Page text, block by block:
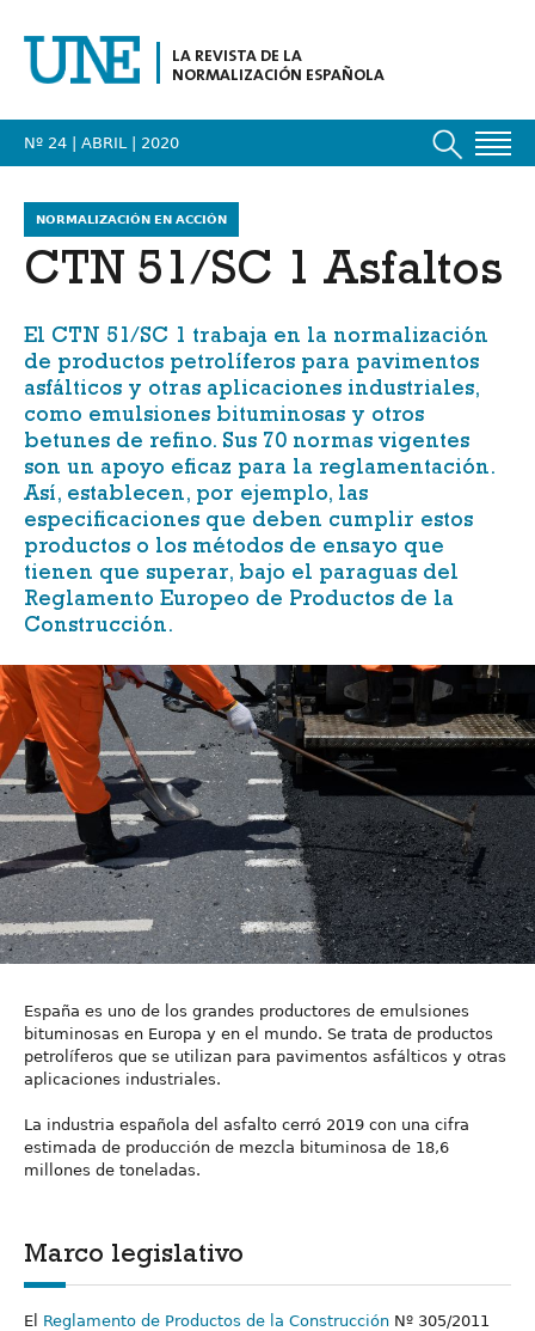
LA REVISTA DE LA
NORMALIZACIÓN ESPAÑOLA
Nº 24 | ABRIL| 2020
NORMALIZACIÓN EN ACCIÓN
CTN 51/SC 1 Asfaltos
El CTN 51/SC 1 trabaja en la normalización
de productos petrolíferos para pavimentos
asfálticos y otras aplicaciones industriales,
como emulsiones bituminosas y otros
betunes de refino. Sus 70 normas vigentes
son un apoyo eficaz para la reglamentación.
Así, establecen, por ejemplo, las
especificaciones que deben cumplir estos
productos o los métodos de ensayo que
tienen que superar, bajo el paraguas del
Reglamento Europeo de Productos de la
Construcción.
España es uno de los grandes productores de emulsiones
bituminosas en Europa y en el mundo. Se trata de productos
petrolíferos que se utilizan para pavimentos asfálticos y otras
aplicaciones industriales.
La industria española del asfalto cerró 2019 con una cifra
estimada de producción de mezcla bituminosa de 18,6
millones de toneladas.
Marco legislativo
El Reglamento de Productos de la Construcción Nº 305/2011